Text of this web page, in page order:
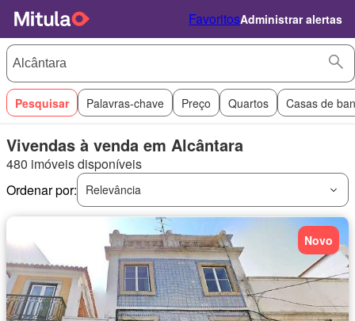
FavoritosAdministrar alertas
Pesquisar Palavras-chave Preço Quartos Casas de
Vivendas à venda em Alcântara
480 imóveis disponíveis
Ordenar por:
Relevância
Novo